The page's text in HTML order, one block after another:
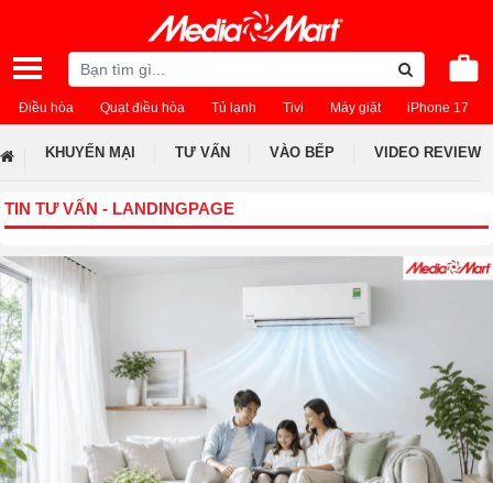
Điều hòa Quạt điều hòa Tủ lạnh Tivi Máy giặt iPhone 17
KHUYẾN MẠI TƯ VẤN VÀO BẾP VIDEO REVIEW
TIN TƯ VẤN - LANDINGPAGE